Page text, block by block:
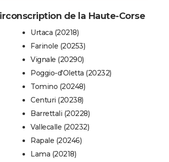
de la Haute-Corse
Urtaca (20218)
Farinole (20253)
Vignale (20290)
Poggio-d'Oletta (20232)
Tomino (20248)
Centuri (20238)
Barrettali (20228)
Vallecalle (20232)
Rapale (20246)
Lama (20218)